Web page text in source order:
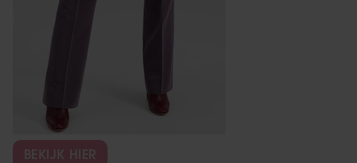
BEKIJK HIER